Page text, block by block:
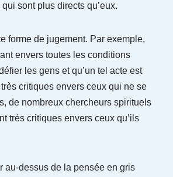
sont plus directs qu’eux.
forme de jugement. Par exemple,
envers toutes les conditions
les gens et qu’un tel acte est
critiques envers ceux qui ne se
de nombreux chercheurs spirituels
très critiques envers ceux qu’ils
au-dessus de la pensée en gris